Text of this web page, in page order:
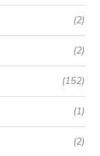
(2)
(2)
(152)
(1)
(2)